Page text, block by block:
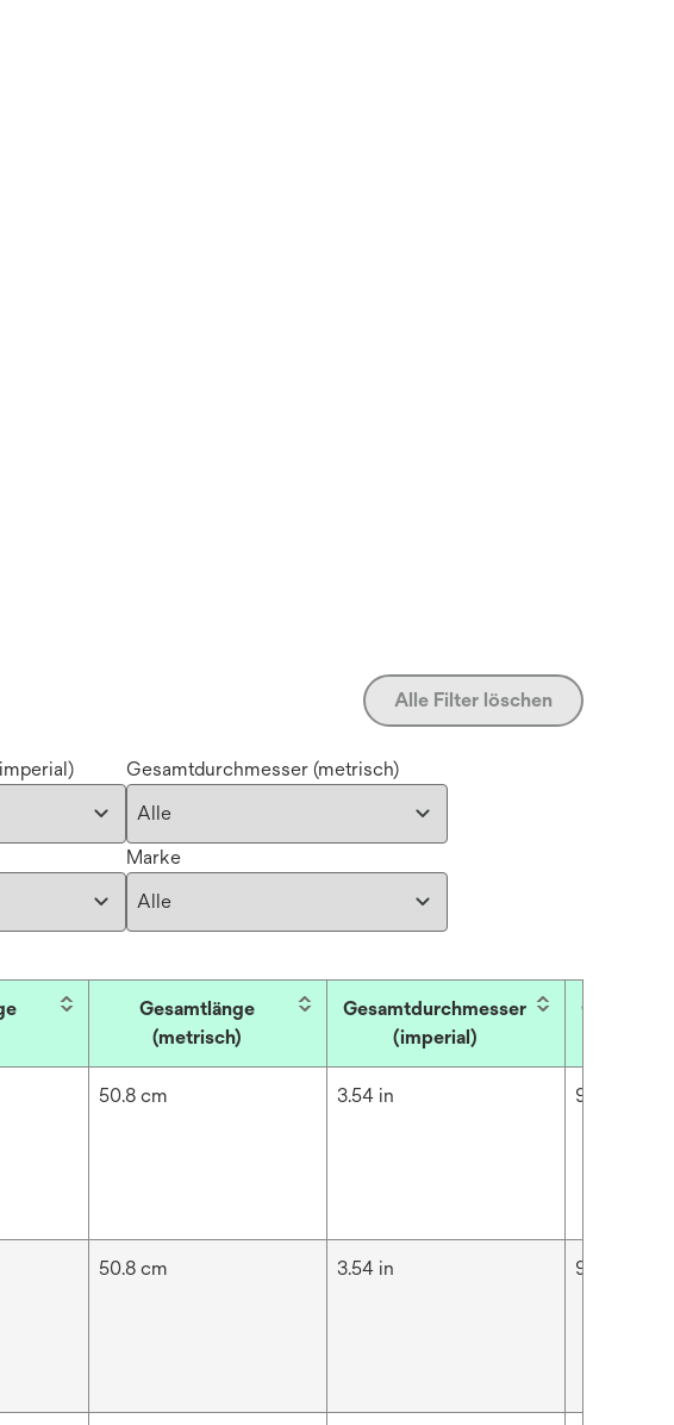
Alle Filter löschen
Gesamtdurchmesser (metrisch)
Marke
Gesamtlänge
(metrisch)
Gesamtdurchmesser
(imperial)
50.8 cm 3.54 in 9 cm
50.8 cm 3.54 in 9 cm